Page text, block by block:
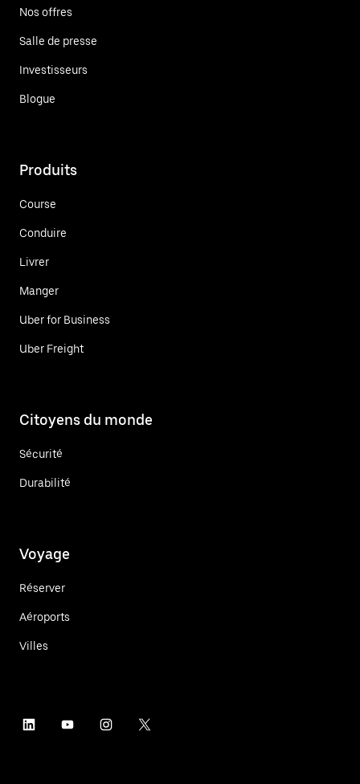
Nos offres
Salle de presse
Investisseurs
Blogue
Produits
Course
Conduire
Livrer
Manger
Uber for Business
Uber Freight
Citoyens du monde
Sécurité
Durabilité
Voyage
Réserver
Aéroports
Villes